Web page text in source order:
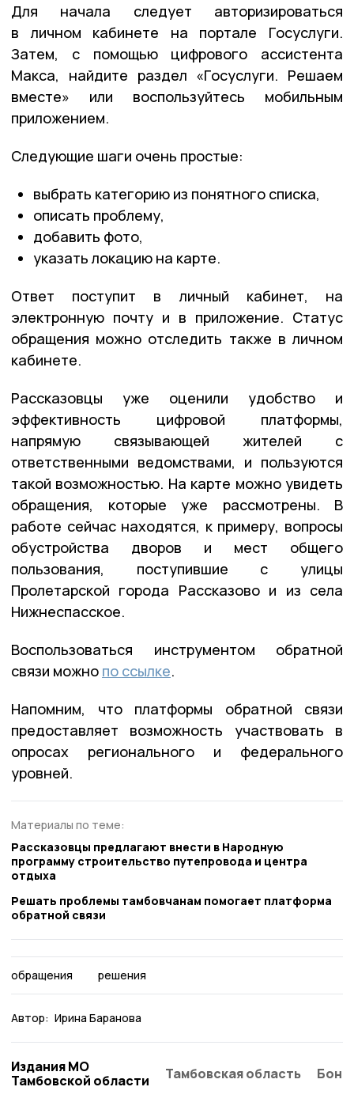
Для начала следует авторизироваться
в личном кабинете на портале Госуслуги.
Затем, с помощью цифрового ассистента
Макса, найдите раздел «Госуслуги. Решаем
вместе» или воспользуйтесь мобильным
приложением.
Следующие шаги очень простые:
выбрать категорию из понятного списка,
описать проблему,
добавить фото,
указать локацию на карте.
Ответ поступит в личный кабинет, на
электронную почту и в приложение. Статус
обращения можно отследить также в личном
кабинете.
Рассказовцы уже оценили удобство и
эффективность цифровой платформы,
напрямую связывающей жителей с
ответственными ведомствами, и пользуются
такой возможностью. На карте можно увидеть
обращения, которые уже рассмотрены. В
работе сейчас находятся, к примеру, вопросы
обустройства дворов и мест общего
пользования, поступившие с улицы
Пролетарской города Рассказово и из села
Нижнеспасское.
Воспользоваться инструментом обратной
связи можно по ссылке.
Напомним, что платформы обратной связи
предоставляет возможность участвовать в
опросах регионального и федерального
уровней.
Материалы по теме:
Рассказовцы предлагают внести в Народную
программу строительство путепровода и центра
отдыха
Решать проблемы тамбовчанам помогает платформа
обратной связи
обращения решения
Автор: Ирина Баранова
Издания МО
Тамбовской области
Тамбовская область